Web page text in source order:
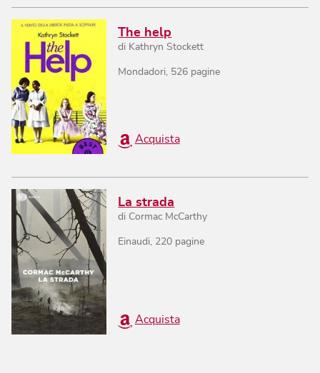
The help
di Kathryn Stockett
Mondadori, 526 pagine
Acquista
La strada
di Cormac McCarthy
Einaudi 220 pagine
Acquista